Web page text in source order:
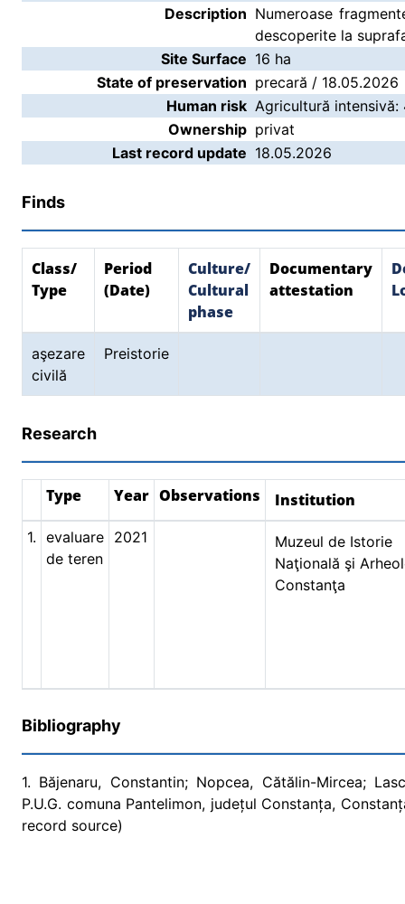
Description Numeroase
descoperite la
Site Surface 16 ha
State of preservation precară / 18.05.2026
Human risk Agricultură intensivă:
Ownership privat
Last record update 18.05.2026
Finds
Class/
Type
Period
(Date)
Culture/
Cultural
phase
Documentary
attestation
aşezare
civilă
Preistorie
Research
Type Year Observations Institution
1. evaluare
de teren
2021
Muzeul de Istorie
Naţională şi
Constanţa
Bibliography
1. Băjenaru, Constantin; Nopcea, Cătălin-Mircea;
P.U.G. comuna Pantelimon, județul Constanța,
record source)